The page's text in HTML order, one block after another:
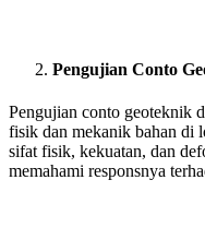
Pengujian Conto
Pengujian conto geoteknik
fisik dan mekanik bahan di
sifat fisik, kekuatan, dan
memahami responsnya